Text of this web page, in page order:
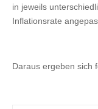
in jeweils
Inflationsrate
Daraus ergeben sich